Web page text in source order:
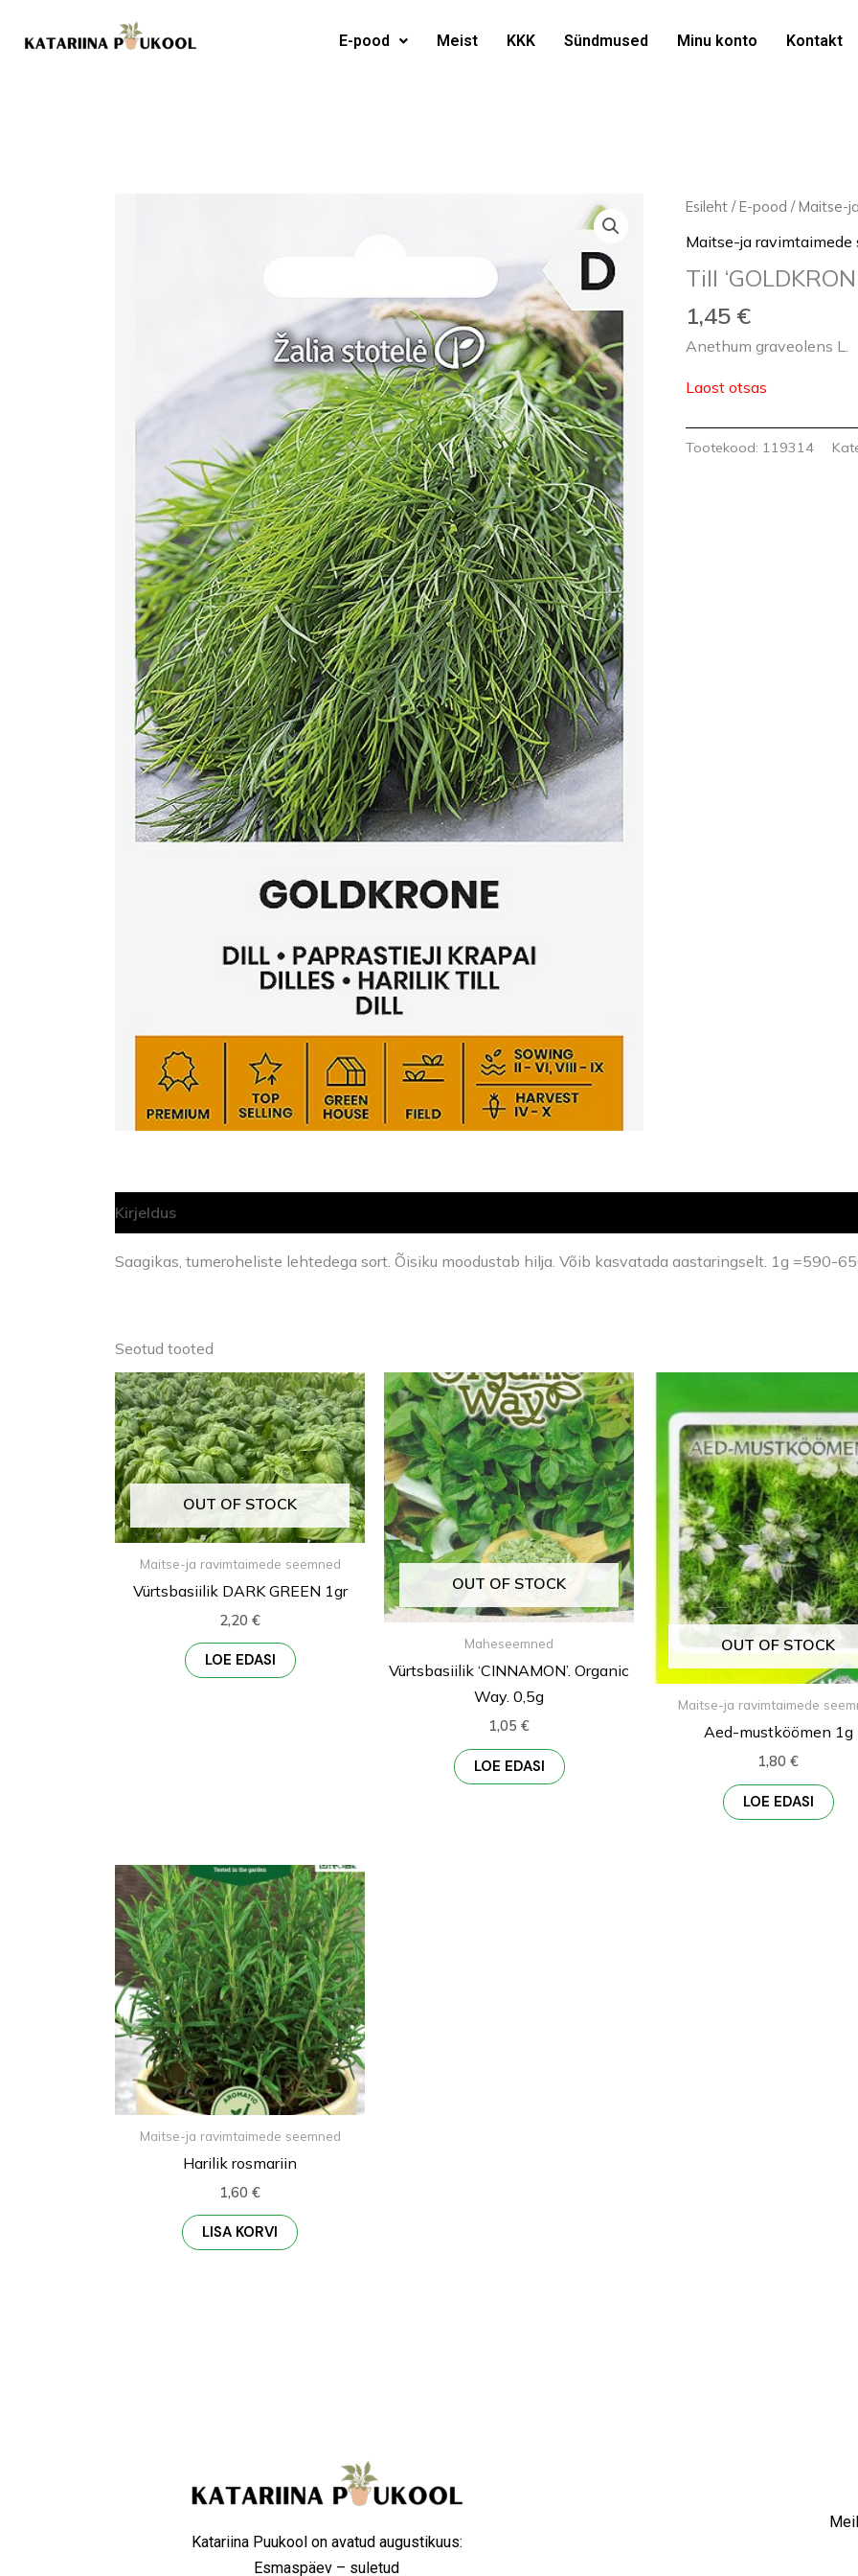
E-pood Meist KKK Sündmused Minu konto Kontakt
Esileht /E-pood /Maitse-
Maitse-ja ravimtaimede
Till
1,45 €
Anethum graveolens L.
Laost otsas
Tootekood: 119314
Kirjeldus
Saagikas, tumeroheliste lehtedega sort. Õisiku moodustab hilja. Võib kasvatada aastaringselt. 1g =590-
Seotud tooted
OUT OF STOCK
Maitse-ja ravimtaimede seemned
Vürtsbasiilik DARK GREEN 1gr
2,20 €
LOE EDASI
OUT OF STOCK
Maheseemned
Vürtsbasiilik ‘CINNAMON’. Organic
Way. 0,5g
1,05 €
LOE EDASI
OUT OF STOCK
Maitse-ja ravimtaimede
Aed-mustköömen 1g
1,80 €
LOE EDASI
Maitse-ja ravimtaimede seemned
Harilik rosmariin
1,60 €
LISA KORVI
Katariina Puukool on avatud augustikuus:
Esmaspäev – suletud